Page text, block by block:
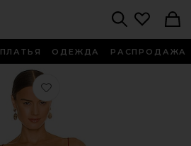
ПЛАТЬЯ ОДЕЖДА РАСПРОДАЖА
Любимое ПЛАТЬЕ ODESSA